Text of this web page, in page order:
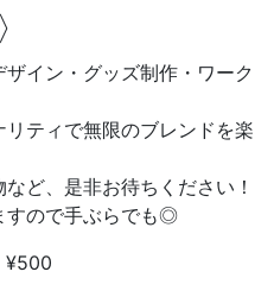
イン・グッズ制作・ワーク
ティで無限のブレンドを楽
ど、是非お待ちください！
すので手ぶらでも◎